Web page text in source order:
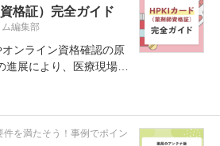
格証）完全ガイド
編集部
ンライン資格確認の原
展により、医療現場を
件を満たそう！事例でポイン